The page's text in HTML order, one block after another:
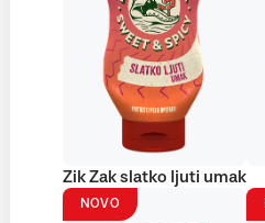
Zik Zak slatko ljuti umak
NOVO